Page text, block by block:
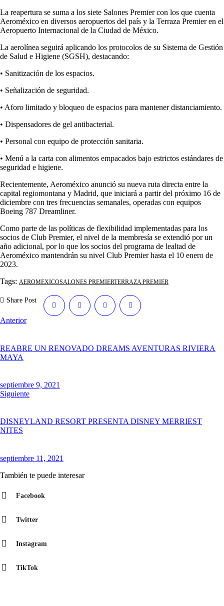
La reapertura se suma a los siete Salones Premier con los que cuenta
Aeroméxico en diversos aeropuertos del país y la Terraza Premier en el
Aeropuerto Internacional de la Ciudad de México.
La aerolínea seguirá aplicando los protocolos de su Sistema de Gestión
de Salud e Higiene (SGSH), destacando:
• Sanitización de los espacios.
• Señalización de seguridad.
• Aforo limitado y bloqueo de espacios para mantener distanciamiento.
• Dispensadores de gel antibacterial.
• Personal con equipo de protección sanitaria.
• Menú a la carta con alimentos empacados bajo estrictos estándares de
seguridad e higiene.
Recientemente, Aeroméxico anunció su nueva ruta directa entre la
capital regiomontana y Madrid, que iniciará a partir del próximo 16 de
diciembre con tres frecuencias semanales, operadas con equipos
Boeing 787 Dreamliner.
Como parte de las políticas de flexibilidad implementadas para los
socios de Club Premier, el nivel de la membresía se extendió por un
año adicional, por lo que los socios del programa de lealtad de
Aeroméxico mantendrán su nivel Club Premier hasta el 10 enero de
2023.
Tags: AEROMEXICOSALONES PREMIERTERRAZA PREMIER
Share Post
Anterior
REABRE UN RENOVADO DREAMS AVENTURAS RIVIERA
MAYA
septiembre 9, 2021
Siguiente
DISNEYLAND RESORT PRESENTA DISNEY MERRIEST
NITES
septiembre 11, 2021
También te puede interesar
Facebook
Twitter
Instagram
TikTok